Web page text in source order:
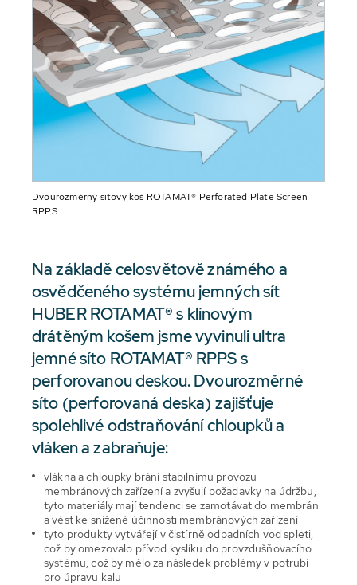
Dvourozměrný sítový koš ROTAMAT® Perforated Plate Screen
RPPS
Na základě celosvětově známého a
osvědčeného systému jemných sít
HUBER ROTAMAT® s klínovým
drátěným košem jsme vyvinuli ultra
jemné síto ROTAMAT® RPPS s
perforovanou deskou. Dvourozměrné
síto (perforovaná deska) zajišťuje
spolehlivé odstraňování chloupků a
vláken a zabraňuje:
vlákna a chloupky brání stabilnímu provozu
membránových zařízení a zvyšují požadavky na údržbu,
tyto materiály mají tendenci se zamotávat do membrán
a vést ke snížené účinnosti membránových zařízení
tyto produkty vytvářejí v čistírně odpadních vod spleti,
což by omezovalo přívod kyslíku do provzdušňovacího
systému, což by mělo za následek problémy v potrubí
pro úpravu kalu